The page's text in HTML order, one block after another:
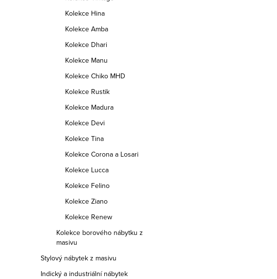
Kolekce Hina
Kolekce Amba
Kolekce Dhari
Kolekce Manu
Kolekce Chiko MHD
Kolekce Rustik
Kolekce Madura
Kolekce Devi
Kolekce Tina
Kolekce Corona a Losari
Kolekce Lucca
Kolekce Felino
Kolekce Ziano
Kolekce Renew
Kolekce borového nábytku z
masivu
Stylový nábytek z masivu
Indický a industriální nábytek